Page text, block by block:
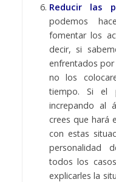
Reducir las
podemos
fomentar los
decir, si
enfrentados
no los
tiempo. Si el
increpando al
crees que hará
con estas
personalidad
todos los
explicarles la